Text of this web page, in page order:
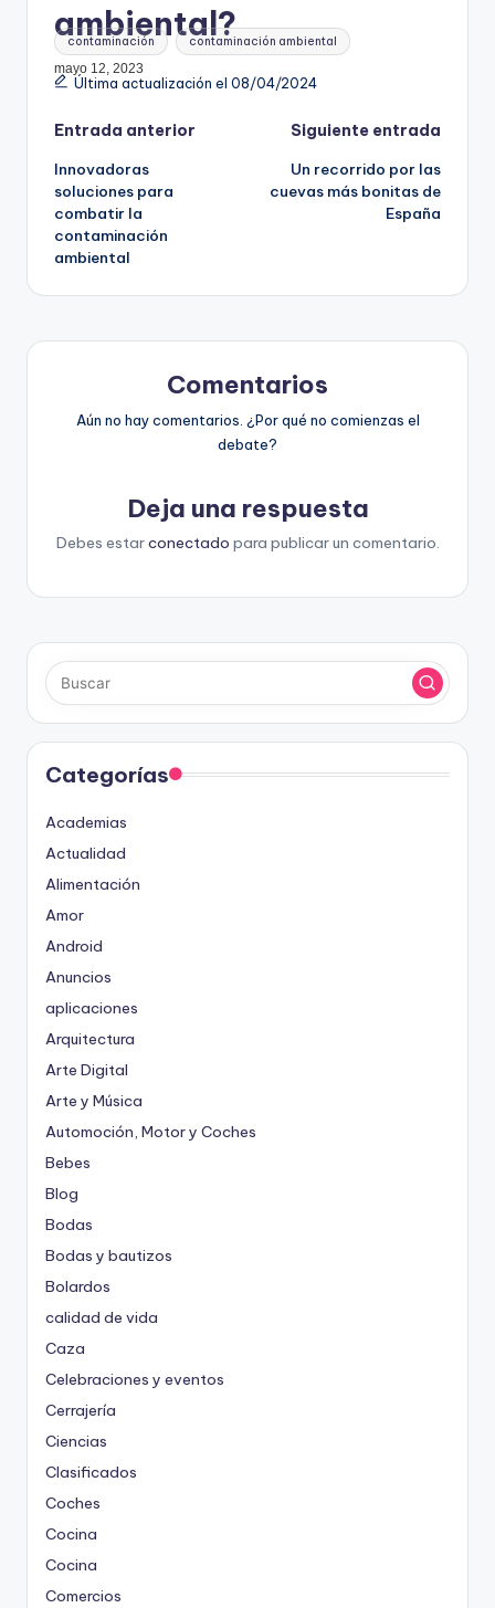
ambiental?
mayo 12, 2023
Etiquetas:
contaminación contaminación ambiental
Última actualización el 08/04/2024
Navegación
de
entradas
Entrada anterior
Innovadoras
soluciones para
combatir la
contaminación
ambiental
Siguiente entrada
Un recorrido por las
cuevas más bonitas de
España
Comentarios
Aún no hay comentarios. ¿Por qué no comienzas el
debate?
Deja una respuesta
Debes estarconectado para publicar un comentario.
Categorías
Academias
Actualidad
Alimentación
Amor
Android
Anuncios
aplicaciones
Arquitectura
Arte Digital
Arte y Música
Automoción, Motor y Coches
Bebes
Blog
Bodas
Bodas y bautizos
Bolardos
calidad de vida
Caza
Celebraciones y eventos
Cerrajería
Ciencias
Clasificados
Coches
Cocina
Cocina
Comercios